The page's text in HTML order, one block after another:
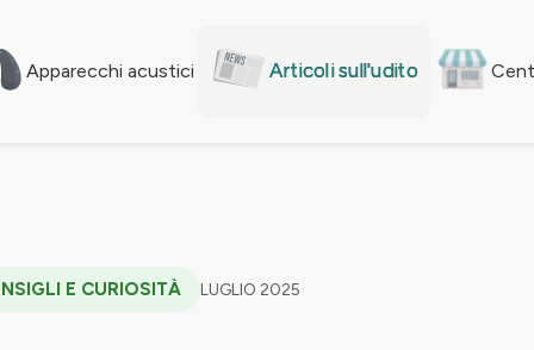
Apparecchi acustici Articoli sull'udito
E CURIOSITÀ LUGLIO 2025